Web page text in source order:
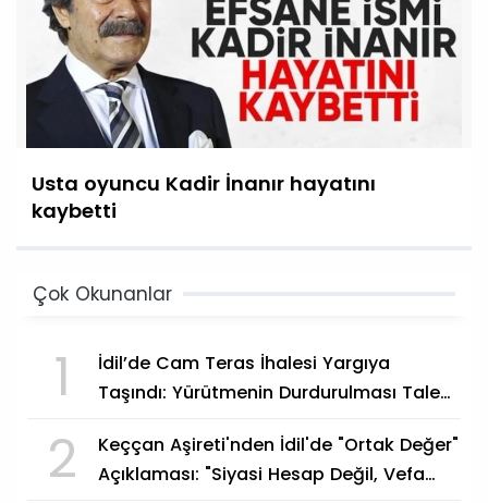
Usta oyuncu Kadir İnanır hayatını
kaybetti
Çok Okunanlar
1
İdil’de Cam Teras İhalesi Yargıya
Taşındı: Yürütmenin Durdurulması Talep
2
Keççan Aşireti'nden İdil'de "Ortak Değer"
Açıklaması: "Siyasi Hesap Değil, Vefa